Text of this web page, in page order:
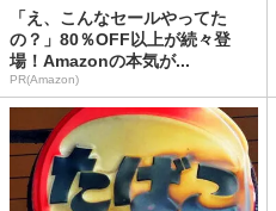
「え、こんなセールやってた
の？」80％OFF以上が続々登
場！Amazonの本気が...
PR(Amazon)